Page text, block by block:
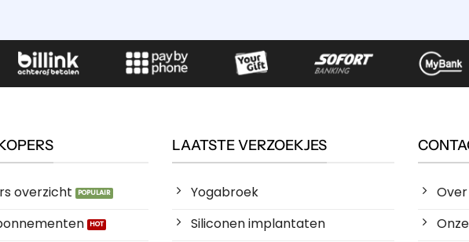
overzicht
LAATSTE VERZOEKJES
Yogabroek
Siliconen implantaten